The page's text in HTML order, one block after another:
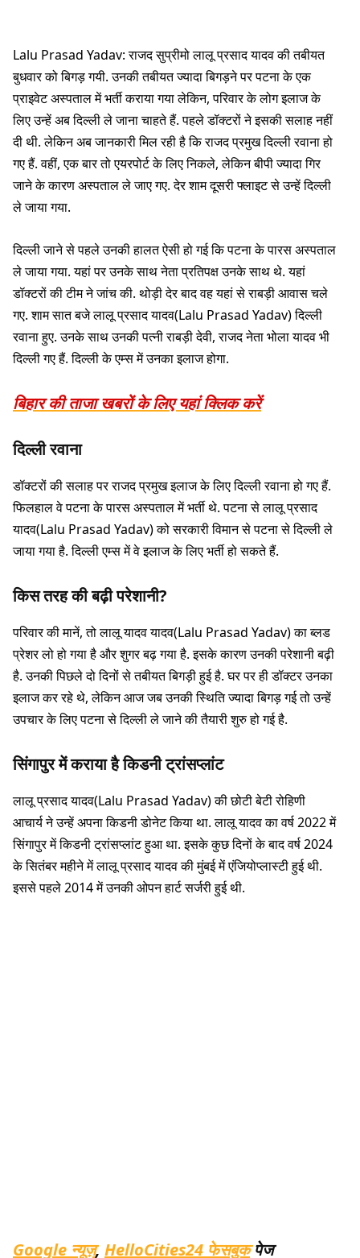
Lalu Prasad Yadav: राजद सुप्रीमो लालू प्रसाद यादव की तबीयत
बुधवार को बिगड़ गयी. उनकी तबीयत ज्यादा बिगड़ने पर पटना के एक
प्राइवेट अस्पताल में भर्ती कराया गया लेकिन, परिवार के लोग इलाज के
लिए उन्हें अब दिल्ली ले जाना चाहते हैं. पहले डॉक्टरों ने इसकी सलाह नहीं
दी थी. लेकिन अब जानकारी मिल रही है कि राजद प्रमुख दिल्ली रवाना हो
गए हैं. वहीं, एक बार तो एयरपोर्ट के लिए निकले, लेकिन बीपी ज्यादा गिर
जाने के कारण अस्पताल ले जाए गए. देर शाम दूसरी फ्लाइट से उन्हें दिल्ली
ले जाया गया.
दिल्ली जाने से पहले उनकी हालत ऐसी हो गई कि पटना के पारस अस्पताल
ले जाया गया. यहां पर उनके साथ नेता प्रतिपक्ष उनके साथ थे. यहां
डॉक्टरों की टीम ने जांच की. थोड़ी देर बाद वह यहां से राबड़ी आवास चले
गए. शाम सात बजे लालू प्रसाद यादव(Lalu Prasad Yadav) दिल्ली
रवाना हुए. उनके साथ उनकी पत्नी राबड़ी देवी, राजद नेता भोला यादव भी
दिल्ली गए हैं. दिल्ली के एम्स में उनका इलाज होगा.
बिहार की ताजा खबरों के लिए यहां क्लिक करें
दिल्ली रवाना
डॉक्टरों की सलाह पर राजद प्रमुख इलाज के लिए दिल्ली रवाना हो गए हैं.
फिलहाल वे पटना के पारस अस्पताल में भर्ती थे. पटना से लालू प्रसाद
यादव(Lalu Prasad Yadav) को सरकारी विमान से पटना से दिल्ली ले
जाया गया है. दिल्ली एम्स में वे इलाज के लिए भर्ती हो सकते हैं.
किस तरह की बढ़ी परेशानी?
परिवार की मानें, तो लालू यादव यादव(Lalu Prasad Yadav) का ब्लड
प्रेशर लो हो गया है और शुगर बढ़ गया है. इसके कारण उनकी परेशानी बढ़ी
है. उनकी पिछले दो दिनों से तबीयत बिगड़ी हुई है. घर पर ही डॉक्टर उनका
इलाज कर रहे थे, लेकिन आज जब उनकी स्थिति ज्यादा बिगड़ गई तो उन्हें
उपचार के लिए पटना से दिल्ली ले जाने की तैयारी शुरु हो गई है.
सिंगापुर में कराया है किडनी ट्रांसप्लांट
लालू प्रसाद यादव(Lalu Prasad Yadav) की छोटी बेटी रोहिणी
आचार्य ने उन्हें अपना किडनी डोनेट किया था. लालू यादव का वर्ष 2022 में
सिंगापुर में किडनी ट्रांसप्लांट हुआ था. इसके कुछ दिनों के बाद वर्ष 2024
के सितंबर महीने में लालू प्रसाद यादव की मुंबई में एंजियोप्लास्टी हुई थी.
इससे पहले 2014 में उनकी ओपन हार्ट सर्जरी हुई थी.
Google न्यूज़, HelloCities24 फेसबुकपेज